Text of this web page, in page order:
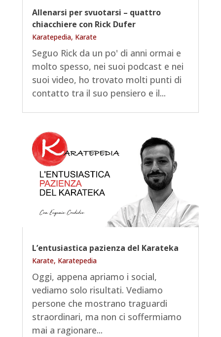
Allenarsi per svuotarsi – quattro
chiacchiere con Rick Dufer
Karatepedia, Karate
Seguo Rick da un po' di anni ormai e
molto spesso, nei suoi podcast e nei
suoi video, ho trovato molti punti di
contatto tra il suo pensiero e il...
L’entusiastica pazienza del Karateka
Karate, Karatepedia
Oggi, appena apriamo i social,
vediamo solo risultati. Vediamo
persone che mostrano traguardi
straordinari, ma non ci soffermiamo
mai a ragionare...